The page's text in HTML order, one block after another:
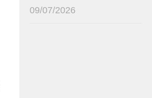
09/07/2026